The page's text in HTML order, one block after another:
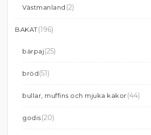
Västmanland (2)
BAKAT(196)
bärpaj(25)
bröd(51)
bullar, muffins och mjuka kakor(44)
godis(20)